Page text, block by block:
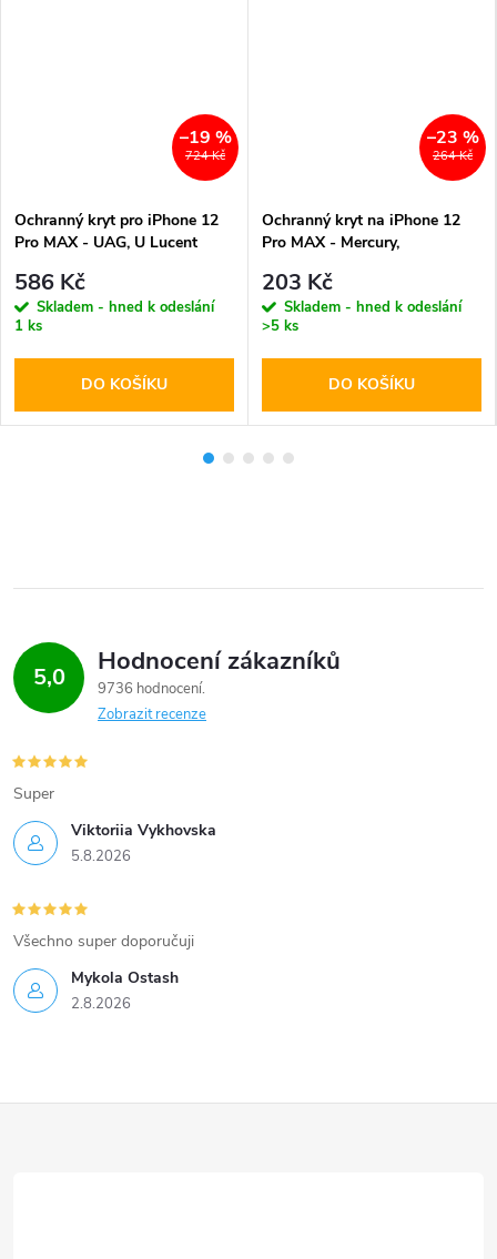
724 Kč
–19 %
Ochranný kryt pro iPhone 12
Pro MAX - UAG, U Lucent
586 Kč
Skladem - hned k odeslání
1 ks
DO KOŠÍKU
264 Kč
–23 %
Ochranný kryt na iPhone 12
Pro MAX - Mercury,
203 Kč
Skladem - hned k odeslání
>5 ks
DO KOŠÍKU
5,0 Hodnocení zákazníků
9736 hodnocení
Zobrazit recenze
Viktoriia Vykhovska
5.8.2026
Super
Mykola Ostash
2.8.2026
Všechno super doporučuji